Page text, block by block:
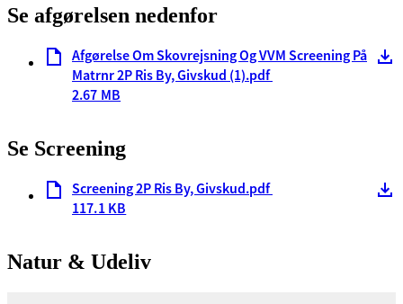
Se afgørelsen nedenfor
Afgørelse Om Skovrejsning Og VVM Screening På
Matrnr 2P Ris By, Givskud (1).pdf
2.67 MB
Se Screening
Screening 2P Ris By, Givskud.pdf
117.1 KB
Natur & Udeliv